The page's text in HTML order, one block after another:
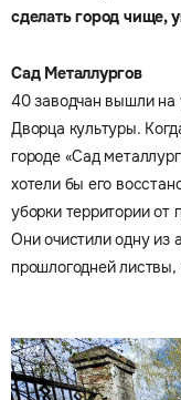
сделать город чище,
Сад Металлургов
40 заводчан вышли на
Дворца культуры.
городе «Сад
хотели бы его
уборки территории
Они очистили одну из
прошлогодней